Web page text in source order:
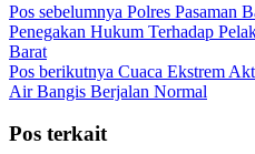
Pos sebelumnya Polres Pasaman
Penegakan Hukum Terhadap
Barat
Pos berikutnya Cuaca Ekstrem
Air Bangis Berjalan Normal
Pos terkait